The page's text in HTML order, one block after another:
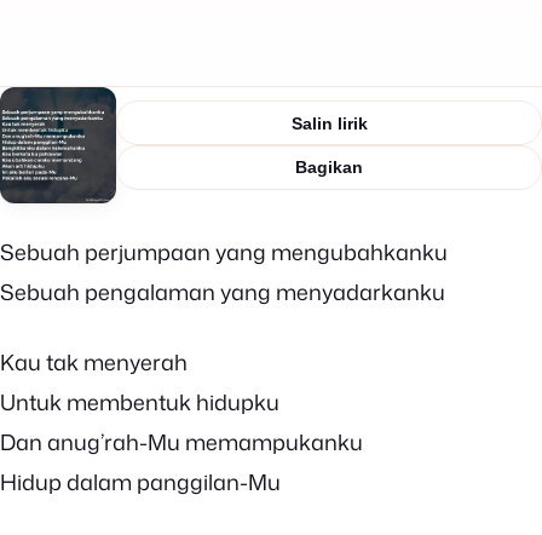
Salin lirik
Bagikan
Sebuah perjumpaan yang mengubahkanku
Sebuah pengalaman yang menyadarkanku
Kau tak menyerah
Untuk membentuk hidupku
Dan anug’rah-Mu memampukanku
Hidup dalam panggilan-Mu